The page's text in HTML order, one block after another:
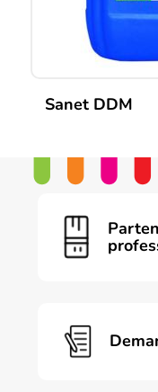
Sanet DDM